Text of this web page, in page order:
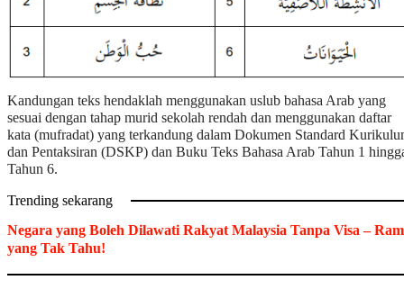
Kandungan teks hendaklah menggunakan uslub bahasa Arab yang
sesuai dengan tahap murid sekolah rendah dan menggunakan daftar
kata (mufradat) yang terkandung dalam Dokumen Standard
dan Pentaksiran (DSKP) dan Buku Teks Bahasa Arab Tahun 1
Tahun 6.
Trending sekarang
Negara yang Boleh Dilawati Rakyat Malaysia Tanpa Visa –
yang Tak Tahu!